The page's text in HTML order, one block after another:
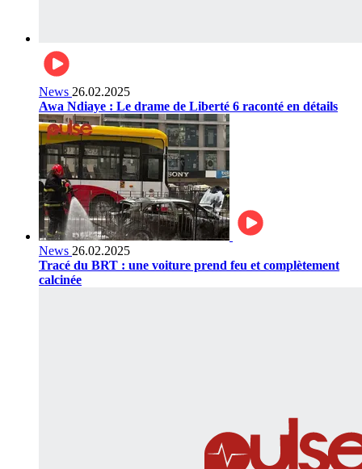
News 26.02.2025
Awa Ndiaye : Le drame de Liberté 6 raconté en détails
News 26.02.2025
Tracé du BRT : une voiture prend feu et complètement
calcinée